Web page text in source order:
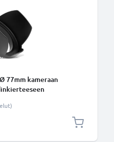
77mm kameraan
CELLONIC